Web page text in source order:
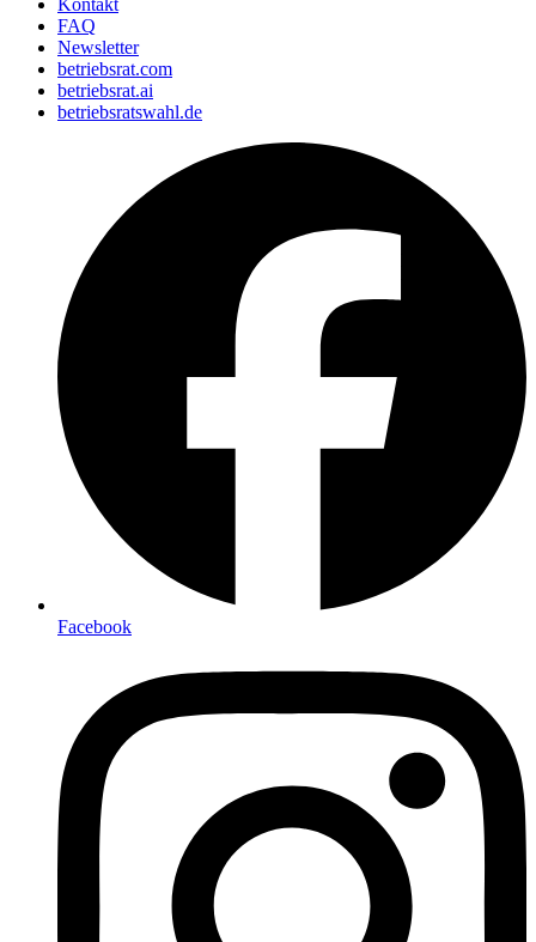
Kontakt
FAQ
Newsletter
betriebsrat.com
betriebsrat.ai
betriebsratswahl.de
Facebook